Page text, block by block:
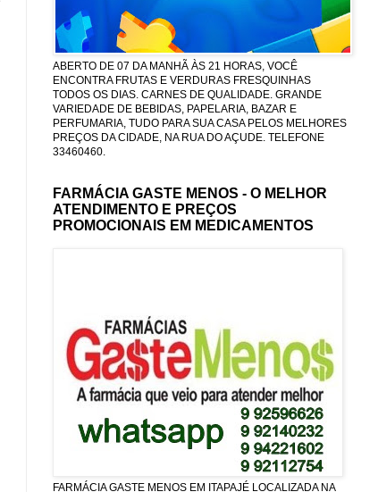
ABERTO DE 07 DA MANHÃ ÀS 21 HORAS, VOCÊ
ENCONTRA FRUTAS E VERDURAS FRESQUINHAS
TODOS OS DIAS. CARNES DE QUALIDADE. GRANDE
VARIEDADE DE BEBIDAS, PAPELARIA, BAZAR E
PERFUMARIA, TUDO PARA SUA CASA PELOS MELHORES
PREÇOS DA CIDADE, NA RUA DO AÇUDE. TELEFONE
33460460.
FARMÁCIA GASTE MENOS - O MELHOR
ATENDIMENTO E PREÇOS
PROMOCIONAIS EM MEDICAMENTOS
FARMÁCIA GASTE MENOS EM ITAPAJÉ LOCALIZADA NA